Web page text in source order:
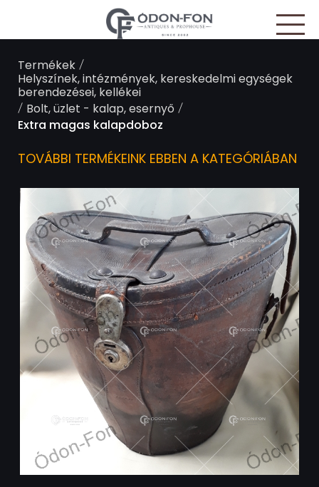
Termékek/
Helyszínek, intézmények, kereskedelmi egységek
berendezései, kellékei
/ Bolt, üzlet - kalap, esernyő /
Extra magas kalapdoboz
TOVÁBBI TERMÉKEINK EBBEN A KATEGÓRIÁBAN